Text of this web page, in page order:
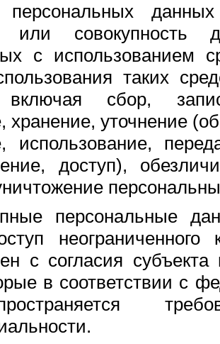
персональных
или совокупность
с использованием
таких
сбор,
хранение, уточнение
использование,
доступ),
персональные
с согласия
в соответствии с